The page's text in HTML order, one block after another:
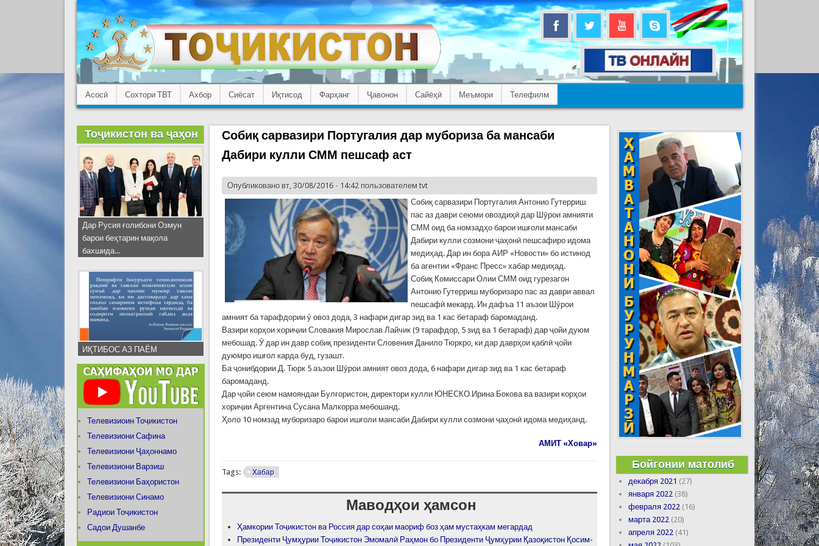
Асосӣ Сохтори ТВТ Ахбор Сиёсат Иқтисод Фарҳанг Ҷавонон Сайёҳӣ Меъмори Телефилм
Собиқ сарвазири Португалия дар мубориза ба мансаби
Дабири кулли СММ пешсаф аст
Опубликовано вт, 30/08/2016 - 14:42 пользователемtvt
Собиқ сарвазири Португалия Антонио Гутерриш
пас аз даври сеюми овоздиҳӣ дар Шӯрои амнияти
СММ оид ба номзадҳо барои ишғоли мансаби
Дабири кулли созмони ҷаҳонӣ пешсафиро идома
медиҳад. Дар ин бора АИР «Новости» бо истинод
ба агентии «Франс Пресс» хабар медиҳад.
Собиқ Комиссари Олии СММ оид гурезагон
Антонио Гутерриш муборизаро пас аз даври аввал
пешсафӣ мекард. Ин дафъа 11 аъзои Шӯрои
амният ба тарафдории ӯ овоз дода, 3 нафари дигар зид ва 1 кас бетараф баромаданд.
Вазири корҳои хориҷии Словакия Мирослав Лайчик (9 тарафдор, 5 зид ва 1 бетараф) дар ҷойи дуюм
мебошад. Ӯ дар ин давр собиқ президенти Словения Данило Тюркро, ки дар даврҳои қаблӣ ҷойи
дуюмро ишғол карда буд, гузашт.
Ба ҷонибдории Д. Тюрк 5 аъзои Шӯрои амният овоз дода, 6 нафари дигар зид ва 1 кас бетараф
баромаданд.
Дар ҷойи сеюм намояндаи Булғористон, директори кулли ЮНЕСКО Ирина Бокова ва вазири корҳои
хориҷии Аргентина Сусана Малкорра мебошанд.
Ҳоло 10 номзад муборизаро барои ишғоли мансаби Дабири кулли созмони ҷаҳонӣ идома медиҳанд.
АМИТ «Ховар»
Tags: Хабар
Маводҳои ҳамсон
Ҳамкории Тоҷикистон ва Россия дар соҳаи маориф боз ҳам мустаҳкам мегардад
Президенти Ҷумҳурии Тоҷикистон Эмомалӣ Раҳмон бо Президенти Ҷумҳурии Қазоқистон Қосим-
Тоҷикистон ва ҷаҳон
Дар Русия ғолибони Озмун
барои беҳтарин мақола
бахшида...
ИҚТИБОС АЗ ПАЁМ
Телевизиоин Тоҷикистон
Телевизиони Сафина
Телевизиони Ҷаҳоннамо
Телевизиони Варзиш
Телевизиони Баҳористон
Телевизиони Синамо
Радиои Тоҷикистон
Садои Душанбе
Бойгонии матолиб
декабря 2021 (27)
января 2022 (38)
февраля 2022 (16)
марта 2022 (20)
апреля 2022 (41)